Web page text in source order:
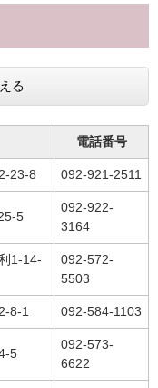
る
電話番号
23-8 092-921-2511
5
092-922-
3164
1-14-
092-572-
5503
8-1 092-584-1103
5
092-573-
6622